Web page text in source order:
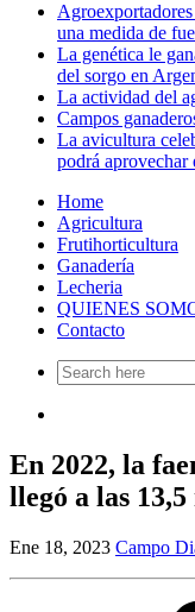
una medida de
La genética le
del sorgo en
La actividad del
Campos
La avicultura
podrá aprovechar
Home
Agricultura
Frutihorticultura
Ganadería
Lecheria
QUIENES
Contacto
Search
for:
En 2022, la
llegó a las
Ene 18, 2023 Campo